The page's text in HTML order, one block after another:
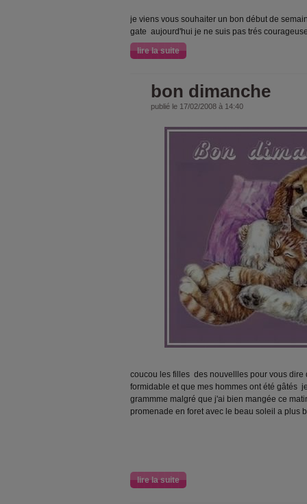
je viens vous souhaiter un bon début de
gate aujourd'hui je ne suis pas trés
lire la suite
bon dimanche
publié le 17/02/2008 à 14:40
coucou les filles des nouvellles pour vous dire
formidable et que mes hommes ont été gâtés
grammme malgré que j'ai bien mangée ce
promenade en foret avec le beau soleil a plus
lire la suite